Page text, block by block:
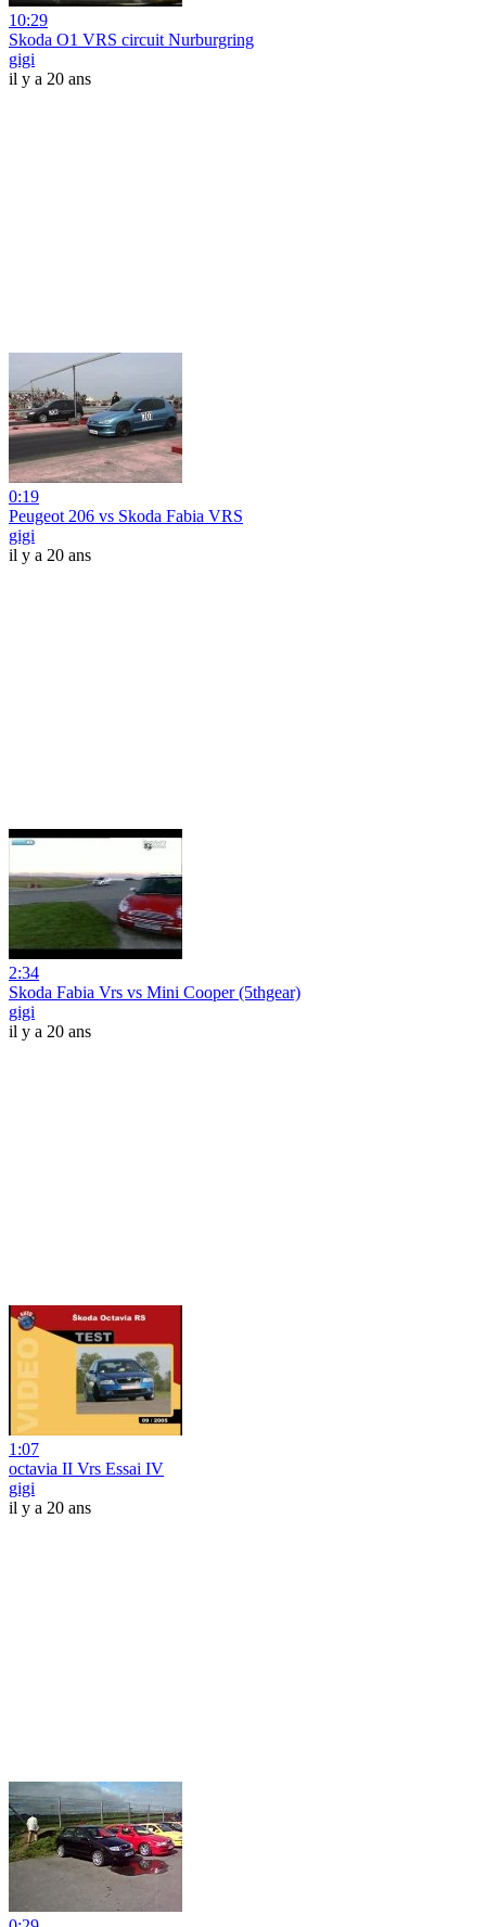
10:29
Skoda O1 VRS circuit Nurburgring
gigi
il y a 20 ans
0:19
Peugeot 206 vs Skoda Fabia VRS
gigi
il y a 20 ans
2:34
Skoda Fabia Vrs vs Mini Cooper (5thgear)
gigi
il y a 20 ans
1:07
octavia II Vrs Essai IV
gigi
il y a 20 ans